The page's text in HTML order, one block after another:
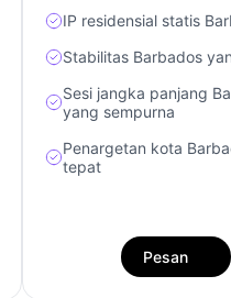
IP residensial statis
Stabilitas Barbados
Sesi jangka panjang
yang sempurna
Penargetan kota
tepat
Pesan